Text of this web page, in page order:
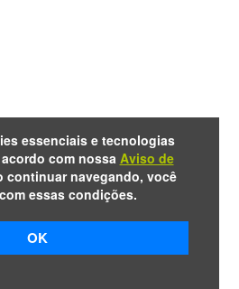
essenciais e tecnologias
com nossa Aviso de
continuar navegando, você
essas condições.
OK